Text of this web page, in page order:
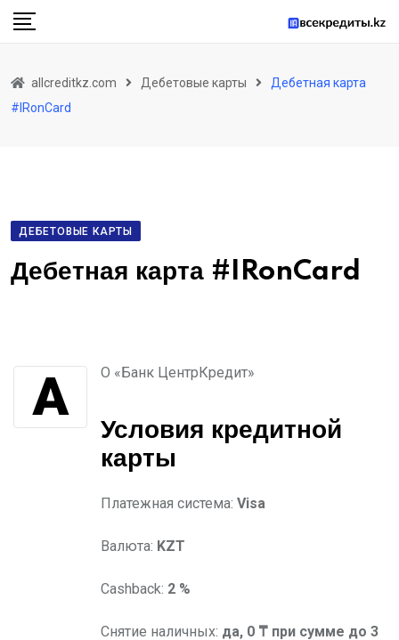
allcreditkz.com Дебетовые карты
Дебетная карта
#IRonCard
ДЕБЕТОВЫЕ КАРТЫ
Дебетная карта #IRonCard
АО «Банк ЦентрКредит»
Условия кредитной
карты
Платежная система: Visa
Валюта: KZT
Cashback: 2 %
Снятие наличных: да, 0 ₸ при сумме до 3